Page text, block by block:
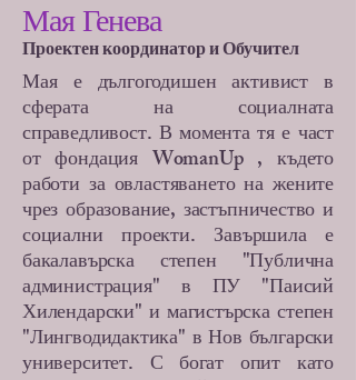
Мая Генева
Проектен координатор и Обучител
Мая е дългогодишен активист в
сферата на социалната
справедливост. В момента тя е част
от фондация WomanUp , където
работи за овластяването на жените
чрез образование, застъпничество и
социални проекти. Завършила е
бакалавърска степен "Публична
администрация" в ПУ "Паисий
Хилендарски" и магистърска степен
"Лингводидактика" в Нов български
университет. С богат опит като